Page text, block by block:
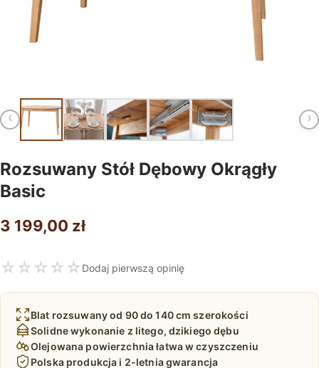
‹ ›
Rozsuwany Stół Dębowy Okrągły
Basic
3 199,00 zł
☆ ☆ ☆ ☆ ☆ Dodaj pierwszą opinię
Blat rozsuwany od 90 do 140 cm szerokości
Solidne wykonanie z litego, dzikiego dębu
Olejowana powierzchnia łatwa w czyszczeniu
Polska produkcja i 2-letnia gwarancja